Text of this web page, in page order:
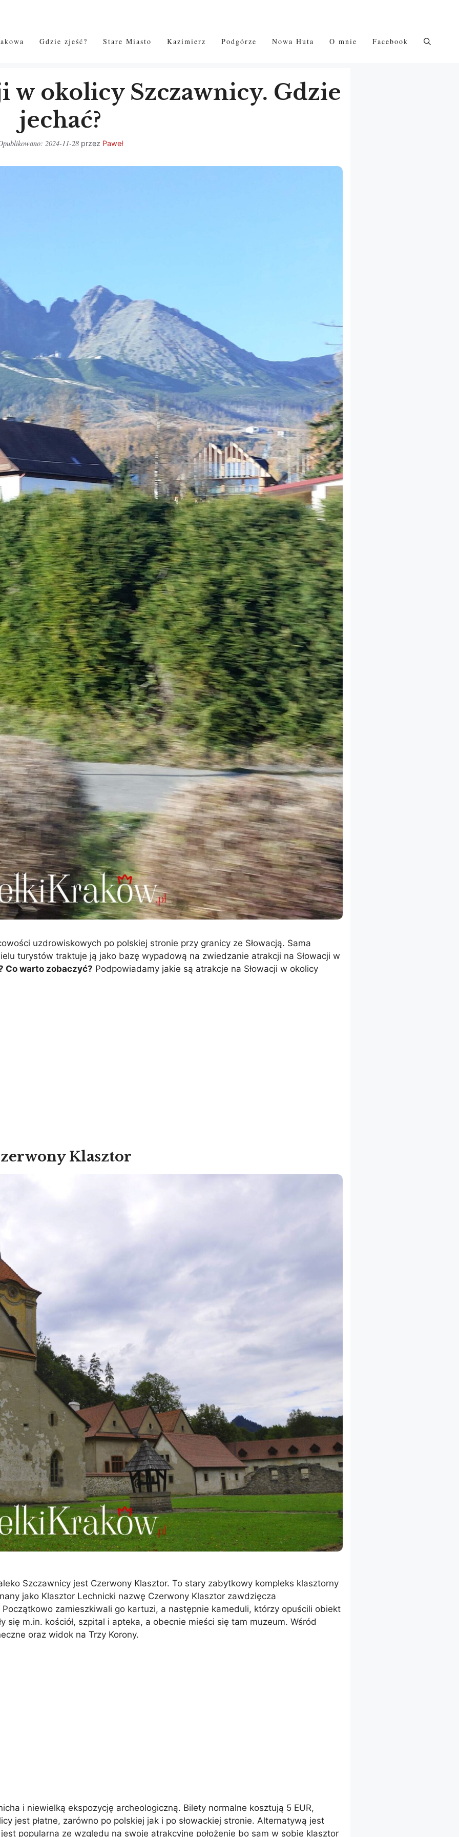
Gdzie zjeść? Stare Miasto Kazimierz Podgórze Nowa Huta O mnie Facebook
w okolicy Szczawnicy. Gdzie
jechać?
2024-11-28 przez Paweł
uzdrowiskowych po polskiej stronie przy granicy ze Słowacją. Sama
turystów traktuje ją jako bazę wypadową na zwiedzanie atrakcji na Słowacji w
Co warto zobaczyć? Podpowiadamy jakie są atrakcje na Słowacji w okolicy
Klasztor
Szczawnicy jest Czerwony Klasztor. To stary zabytkowy kompleks klasztorny
jako Klasztor Lechnicki nazwę Czerwony Klasztor zawdzięcza
zamieszkiwali go kartuzi, a następnie kameduli, którzy opuścili obiekt
się m.in. kościół, szpital i apteka, a obecnie mieści się tam muzeum. Wśród
oraz widok na Trzy Korony.
i niewielką ekspozycję archeologiczną. Bilety normalne kosztują 5 EUR,
jest płatne, zarówno po polskiej jak i po słowackiej stronie. Alternatywą jest
popularna ze względu na swoje atrakcyjne położenie bo sam w sobie klasztor